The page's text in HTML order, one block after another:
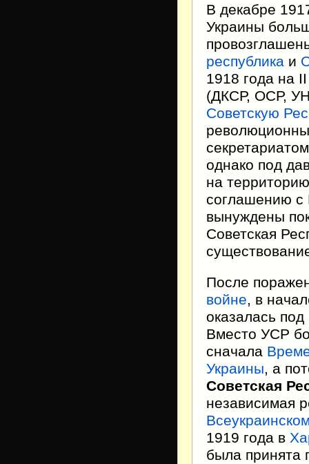
В декабре
Украины
республика и
1918 года на
(ДКСР, ОСР,
Советскую
однако под
на
соглашению с
вынуждены
Советская
После
войне, в
оказалась
Вместо УСР
сначала
Украины, а
Советская
независимая
1919 года в
была принята